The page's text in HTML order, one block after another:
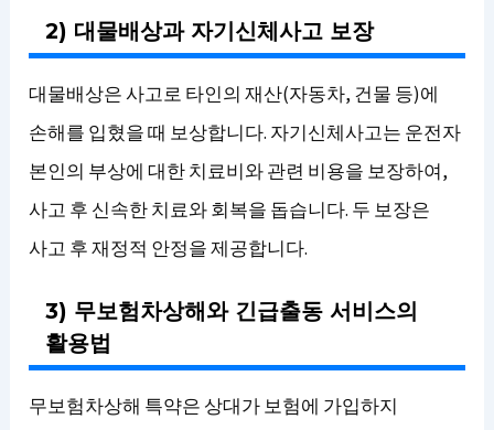
2) 대물배상과 자기신체사고 보장
대물배상은 사고로 타인의 재산(자동차, 건물 등)에
손해를 입혔을 때 보상합니다. 자기신체사고는 운전자
본인의 부상에 대한 치료비와 관련 비용을 보장하여,
사고 후 신속한 치료와 회복을 돕습니다. 두 보장은
사고 후 재정적 안정을 제공합니다.
3) 무보험차상해와 긴급출동 서비스의
활용법
무보험차상해 특약은 상대가 보험에 가입하지